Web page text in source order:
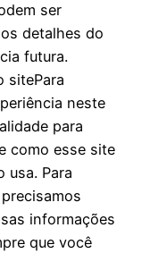
ser
detalhes do
futura.
sitePara
neste
para
como esse site
usa. Para
informações
que você